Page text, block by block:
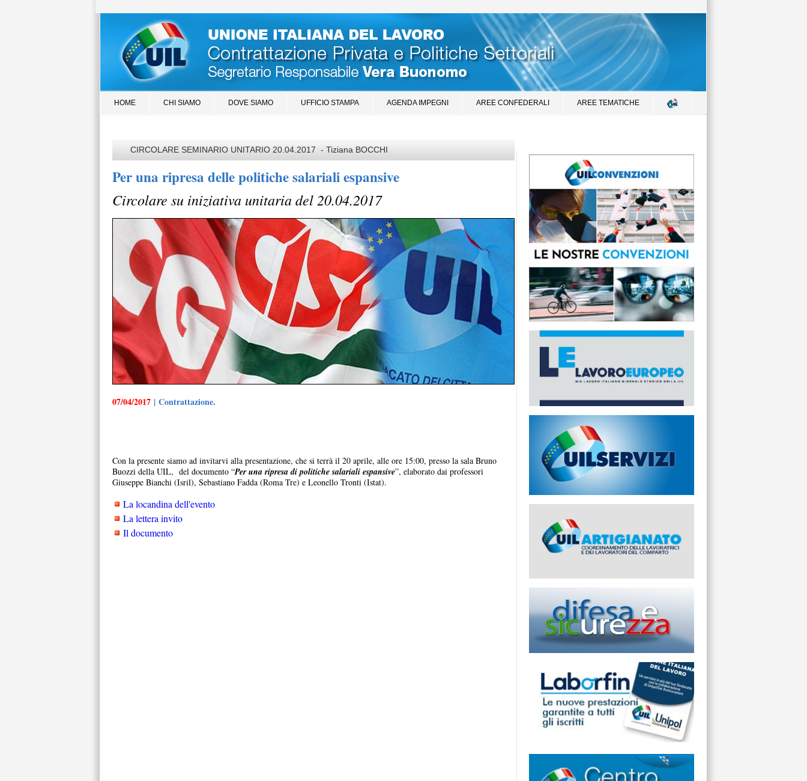
HOME CHI SIAMO DOVE SIAMO UFFICIO STAMPA AGENDA IMPEGNI AREE CONFEDERALI AREE TEMATICHE
CIRCOLARE SEMINARIO UNITARIO 20.04.2017 - Tiziana BOCCHI
Per una ripresa delle politiche salariali espansive
Circolare su iniziativa unitaria del 20.04.2017
07/04/2017 | Contrattazione.
Con la presente siamo ad invitarvi alla presentazione, che si terrà il 20 aprile, alle ore 15:00, presso la sala Bruno
Buozzi della UIL, del documento “Per una ripresa di politiche salariali espansive”, elaborato dai professori
Giuseppe Bianchi (Isril), Sebastiano Fadda (Roma Tre) e Leonello Tronti (Istat).
La locandina dell'evento
La lettera invito
Il documento